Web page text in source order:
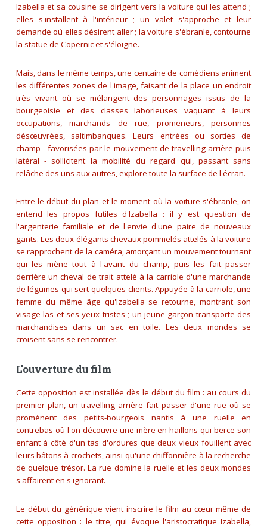
Izabella et sa cousine se dirigent vers la voiture qui les attend ;
elles s'installent à l'intérieur ; un valet s'approche et leur
demande où elles désirent aller ; la voiture s'ébranle, contourne
la statue de Copernic et s'éloigne.
Mais, dans le même temps, une centaine de comédiens animent
les différentes zones de l'image, faisant de la place un endroit
très vivant où se mélangent des personnages issus de la
bourgeoisie et des classes laborieuses vaquant à leurs
occupations, marchands de rue, promeneurs, personnes
désœuvrées, saltimbanques. Leurs entrées ou sorties de
champ - favorisées par le mouvement de travelling arrière puis
latéral - sollicitent la mobilité du regard qui, passant sans
relâche des uns aux autres, explore toute la surface de l'écran.
Entre le début du plan et le moment où la voiture s'ébranle, on
entend les propos futiles d'Izabella : il y est question de
l'argenterie familiale et de l'envie d'une paire de nouveaux
gants. Les deux élégants chevaux pommelés attelés à la voiture
se rapprochent de la caméra, amorçant un mouvement tournant
qui les mène tout à l'avant du champ, puis les fait passer
derrière un cheval de trait attelé à la carriole d'une marchande
de légumes qui sert quelques clients. Appuyée à la carriole, une
femme du même âge qu'Izabella se retourne, montrant son
visage las et ses yeux tristes ; un jeune garçon transporte des
marchandises dans un sac en toile. Les deux mondes se
croisent sans se rencontrer.
L'ouverture du film
Cette opposition est installée dès le début du film : au cours du
premier plan, un travelling arrière fait passer d'une rue où se
promènent des petits-bourgeois nantis à une ruelle en
contrebas où l'on découvre une mère en haillons qui berce son
enfant à côté d'un tas d'ordures que deux vieux fouillent avec
leurs bâtons à crochets, ainsi qu'une chiffonnière à la recherche
de quelque trésor. La rue domine la ruelle et les deux mondes
s'affairent en s'ignorant.
Le début du générique vient inscrire le film au cœur même de
cette opposition : le titre, qui évoque l'aristocratique Izabella,